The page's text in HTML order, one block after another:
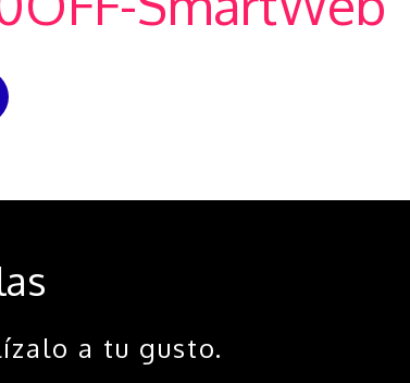
a tu gusto.